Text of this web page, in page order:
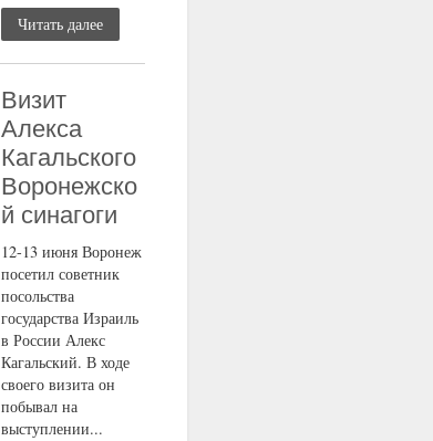
Читать далее
Визит
Алекса
Кагальского
Воронежско
й синагоги
12-13 июня Воронеж
посетил советник
посольства
государства Израиль
в России Алекс
Кагальский. В ходе
своего визита он
побывал на
выступлении...